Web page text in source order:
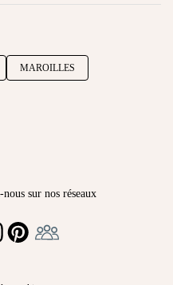
MAROILLES
sur nos réseaux
PINTEREST